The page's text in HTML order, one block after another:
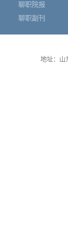
聊职院报
聊职副刊
地址：